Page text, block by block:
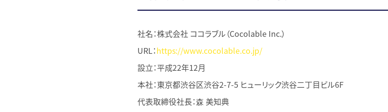
社名：株式会社 ココラブル（Cocolable Inc.）
URL：https://www.cocolable.co.jp/
設立：平成22年12月
本社：東京都渋谷区渋谷2-7-5 ヒューリック渋谷二丁目ビル6F
代表取締役社長：森 美知典